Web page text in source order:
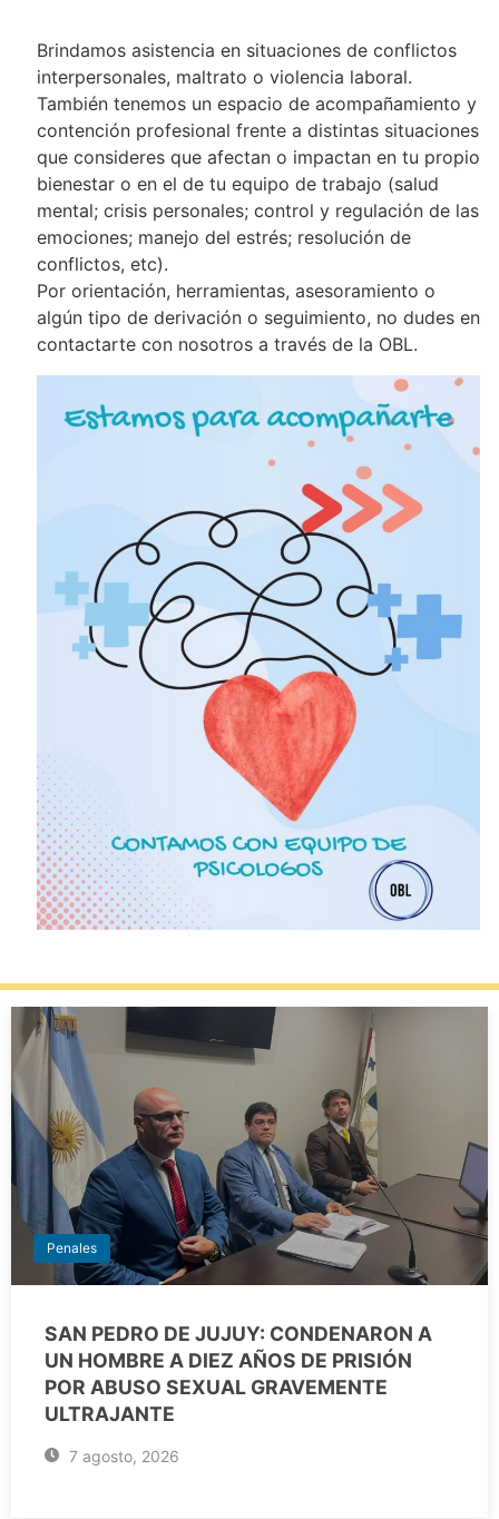
Brindamos asistencia en situaciones de conflictos
interpersonales, maltrato o violencia laboral.
También tenemos un espacio de acompañamiento y
contención profesional frente a distintas situaciones
que consideres que afectan o impactan en tu propio
bienestar o en el de tu equipo de trabajo (salud
mental; crisis personales; control y regulación de las
emociones; manejo del estrés; resolución de
conflictos, etc).
Por orientación, herramientas, asesoramiento o
algún tipo de derivación o seguimiento, no dudes en
contactarte con nosotros a través de la OBL.
Penales
SAN PEDRO DE JUJUY: CONDENARON A
UN HOMBRE A DIEZ AÑOS DE PRISIÓN
POR ABUSO SEXUAL GRAVEMENTE
ULTRAJANTE
7 agosto, 2026